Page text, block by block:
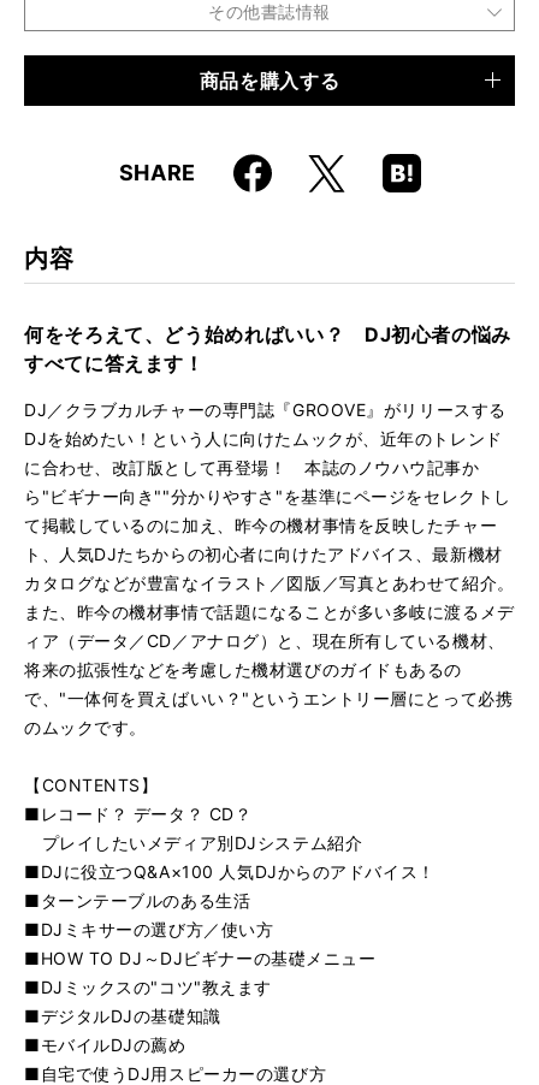
その他書誌情報
9784845623778
商品を購入する
SHARE Faceboo
k
X
Hatena
Boo
内容
何をそろえて、どう始めればいい？ DJ初心者の悩み
すべてに答えます！
DJ／クラブカルチャーの専門誌『GROOVE』がリリースする
DJを始めたい！という人に向けたムックが、近年のトレンド
に合わせ、改訂版として再登場！ 本誌のノウハウ記事か
ら"ビギナー向き""分かりやすさ"を基準にページをセレクトし
て掲載しているのに加え、昨今の機材事情を反映したチャー
ト、人気DJたちからの初心者に向けたアドバイス、最新機材
カタログなどが豊富なイラスト／図版／写真とあわせて紹介。
また、昨今の機材事情で話題になることが多い多岐に渡るメデ
ィア（データ／CD／アナログ）と、現在所有している機材、
将来の拡張性などを考慮した機材選びのガイドもあるの
で、"一体何を買えばいい？"というエントリー層にとって必携
のムックです。
【CONTENTS】
■レコード？ データ？ CD？
プレイしたいメディア別DJシステム紹介
■DJに役立つQ&A×100 人気DJからのアドバイス！
■ターンテーブルのある生活
■DJミキサーの選び方／使い方
■HOW TO DJ～DJビギナーの基礎メニュー
■DJミックスの"コツ"教えます
■デジタルDJの基礎知識
■モバイルDJの薦め
■自宅で使うDJ用スピーカーの選び方